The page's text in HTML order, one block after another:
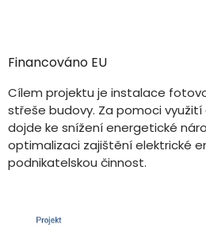
Financováno EU
Cílem projektu je instalace
střeše budovy. Za pomoci
dojde ke snížení energetické
optimalizaci zajištění elektrické
podnikatelskou činnost.